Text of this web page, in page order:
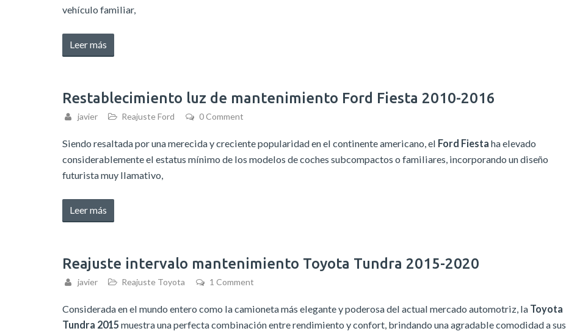
vehículo familiar,
Leer más
de
de
mantenimiento
Mitsubishi
Attrage
2014-
2018»
Restablecimiento luz de mantenimiento Ford Fiesta 2010-2016
javier Reajuste Ford 0 Comment
Siendo resaltada por una merecida y creciente popularidad en el continente americano, el Ford Fiesta ha elevado
considerablemente el estatus mínimo de los modelos de coches subcompactos o familiares, incorporando un diseño
futurista muy llamativo,
Leer más
luz
mantenimiento
Ford
Fiesta
2010-
2016»
Reajuste intervalo mantenimiento Toyota Tundra 2015-2020
javier Reajuste Toyota 1 Comment
Considerada en el mundo entero como la camioneta más elegante y poderosa del actual mercado automotriz, la Toyota
Tundra 2015 muestra una perfecta combinación entre rendimiento y confort, brindando una agradable comodidad a sus